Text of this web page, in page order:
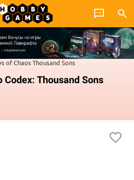
of ChaosThousand Sons
Thousand Sons